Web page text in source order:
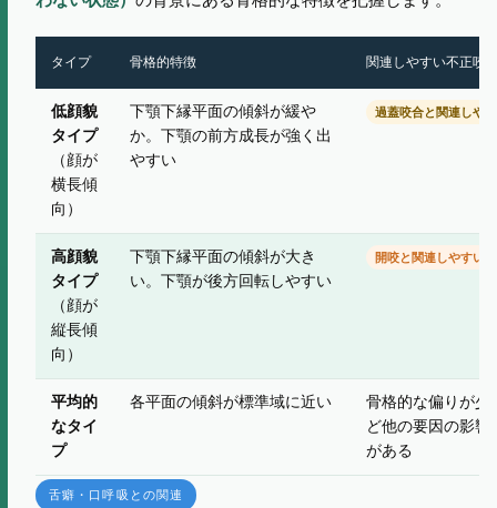
タイプ 骨格的特徴 関連しやすい不正咬
低顔貌
タイプ
（顔が
横長傾
向）
下顎下縁平面の傾斜が緩や
か。下顎の前方成長が強く出
やすい
過蓋咬合と関連しや
高顔貌
タイプ
（顔が
縦長傾
向）
下顎下縁平面の傾斜が大き
い。下顎が後方回転しやすい
開咬と関連しやすい
平均的
なタイ
プ
各平面の傾斜が標準域に近い
骨格的な偏りが少
ど他の要因の影響
がある
舌癖・口呼吸との関連